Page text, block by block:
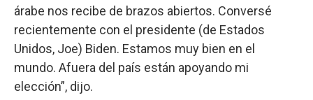
árabe nos recibe de brazos abiertos. Conversé
recientemente con el presidente (de Estados
Unidos, Joe) Biden. Estamos muy bien en el
mundo. Afuera del país están apoyando mi
elección”, dijo.